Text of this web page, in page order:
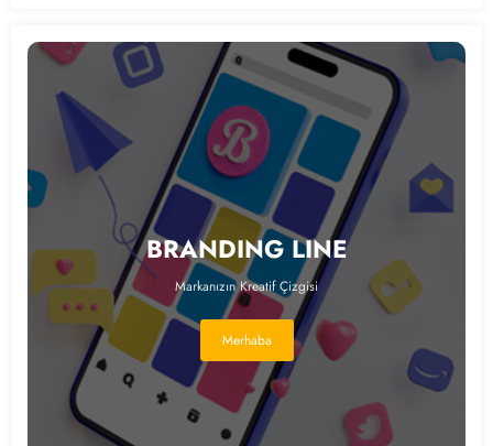
BRANDING LINE
Markanızın Kreatif Çizgisi
Merhaba